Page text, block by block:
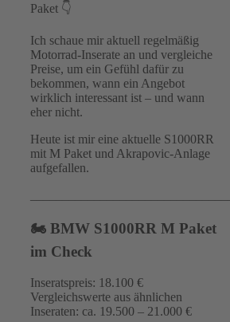
Paket 👇
Ich schaue mir aktuell regelmäßig
Motorrad-Inserate an und vergleiche
Preise, um ein Gefühl dafür zu
bekommen, wann ein Angebot
wirklich interessant ist – und wann
eher nicht.
Heute ist mir eine aktuelle S1000RR
mit M Paket und Akrapovic-Anlage
aufgefallen.
🏍️ BMW S1000RR M Paket
im Check
Inseratspreis: 18.100 €
Vergleichswerte aus ähnlichen
Inseraten: ca. 19.500 – 21.000 €